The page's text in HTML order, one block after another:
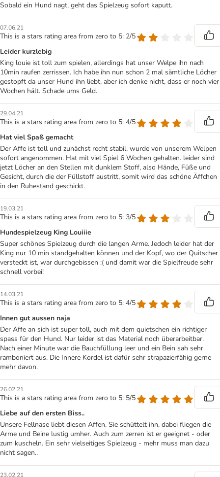
Sobald ein Hund nagt, geht das Spielzeug sofort kaputt.
07.06.21
This is a stars rating area from zero to 5: 2/5
Leider kurzlebig
King louie ist toll zum spielen, allerdings hat unser Welpe ihn nach
10min raufen zerrissen. Ich habe ihn nun schon 2 mal sämtliche Löcher
gestopft da unser Hund ihn liebt, aber ich denke nicht, dass er noch vier
Wochen hält. Schade ums Geld.
29.04.21
This is a stars rating area from zero to 5: 4/5
Hat viel Spaß gemacht
Der Affe ist toll und zunächst recht stabil, wurde von unserem Welpen
sofort angenommen. Hat mit viel Spiel 6 Wochen gehalten. leider sind
jetzt Löcher an den Stellen mit dunklem Stoff, also Hände, Füße und
Gesicht, durch die der Füllstoff austritt, somit wird das schöne Äffchen
in den Ruhestand geschickt.
19.03.21
This is a stars rating area from zero to 5: 3/5
Hundespielzeug King Louiiie
Super schönes Spielzeug durch die langen Arme. Jedoch leider hat der
King nur 10 min standgehalten können und der Kopf, wo der Quitscher
versteckt ist, war durchgebissen :( und damit war die Spielfreude sehr
schnell vorbei!
14.03.21
This is a stars rating area from zero to 5: 4/5
Innen gut aussen naja
Der Affe an sich ist super toll, auch mit dem quietschen ein richtiger
spass für den Hund. Nur leider ist das Material noch überarbeitbar.
Nach einer Minute war die Bauchfüllung leer und ein Bein sah sehr
ramboniert aus. Die Innere Kordel ist dafür sehr strapazierfähig gerne
mehr davon.
26.02.21
This is a stars rating area from zero to 5: 5/5
Liebe auf den ersten Biss..
Unsere Fellnase liebt diesen Affen. Sie schüttelt ihn, dabei fliegen die
Arme und Beine lustig umher. Auch zum zerren ist er geeignet - oder
zum kuscheln. Ein sehr vielseitiges Spielzeug - mehr muss man dazu
nicht sagen..
23.02.21